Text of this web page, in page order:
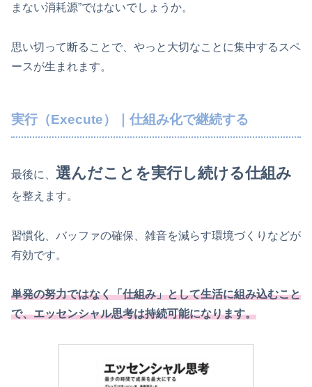
まない消耗源”ではないでしょうか。
思い切って断ることで、やっと大切なことに集中するスペ
ースが生まれます。
実行（Execute）｜仕組み化で継続する
最後に、 選んだことを実行し続ける仕組み
を整えます。
習慣化、バッファの確保、雑音を減らす環境づくりなどが
有効です。
単発の努力ではなく「仕組み」として生活に組み込むこと
で、エッセンシャル思考は持続可能になります。